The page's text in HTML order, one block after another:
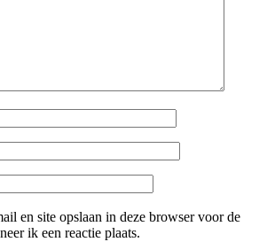
en site opslaan in deze browser voor de
ik een reactie plaats.